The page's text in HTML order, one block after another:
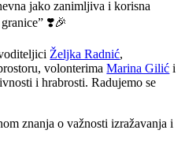
jako zanimljiva i korisna
❣️🎉
Željka Radnić,
volonterimaMarina Gilić i
i hrabrosti. Radujemo se
znanja o važnosti izražavanja i